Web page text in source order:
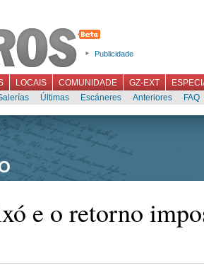
Publicidade
LOCAIS COMUNIDADE GZ-EXT
Últimas Escáneres Anteriores FAQ
e o retorno